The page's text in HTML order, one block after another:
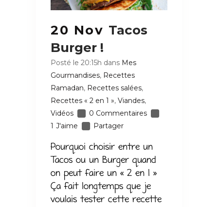
20 Nov Tacos
Burger !
Posté le 20:15h dans Mes
Gourmandises, Recettes
Ramadan, Recettes salées,
Recettes « 2 en 1 », Viandes,
Vidéos
0 Commentaires
1 J'aime Partager
Pourquoi choisir entre un
Tacos ou un Burger quand
on peut faire un « 2 en 1 »
Ça fait longtemps que je
voulais tester cette recette